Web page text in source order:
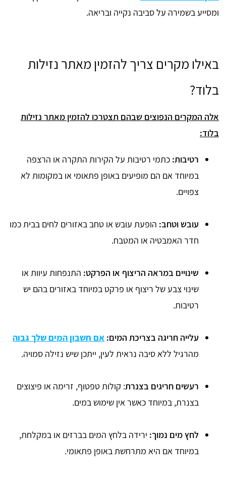
ומסייע בשמירה על סביבה נקייה ובריאה.
באילו מקרים צריך להזמין מאתר נזילות
בלוד?
אלה המקרים הנפוצים שבהם תצטרכו להזמין מאתר נזילות
בלוד:
רטיבות: כתמי רטיבות על הקירות התקרה או הרצפה
במיוחד אם הם מופיעים באופן פתאומי או במקומות לא
צפויים.
עובש וטחב: הופעת עובש או טחב באזורים לחים בבית כמו
חדר האמבטיה או המטבח.
שינויים במראה הריצוף או הפרקט: התנפחות עיוות או
שינוי צבע של ריצוף או פרקט במיוחד באזורים בהם יש
רטיבות.
עלייה חריגה בצריכת המים: אם חשבון המים שלך גבוה
מהרגיל ללא סיבה נראית לעין, ייתכן שיש נזילה סמויה.
רעשים חריגים בצנרת: קולות טפטוף, זרימה או פיצוצים
בצנרת, במיוחד כאשר אין שימוש במים.
לחץ מים נמוך: ירידה בלחץ המים בברזים או במקלחת,
במיוחד אם היא מתרחשת באופן פתאומי.